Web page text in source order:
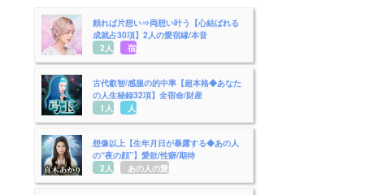
頼れば片想い⇒両想い叶う【心結ばれる
成就占30項】2人の愛宿縁/本音
2人用 宿縁
古代叡智/感服の的中率【超本格◆あなた
の人生秘録32項】全宿命/財産
1人用
人生
想像以上【生年月日が暴露する◆あの人
の“夜の顔”】愛欲/性癖/期待
2人用
あの人の愛欲